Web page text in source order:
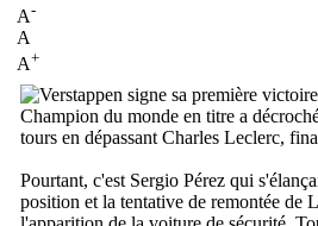
A-
A
A+
Champion du monde en titre a
tours en dépassant Charles Leclerc,
Pourtant, c'est Sergio Pérez qui
position et la tentative de remontée de